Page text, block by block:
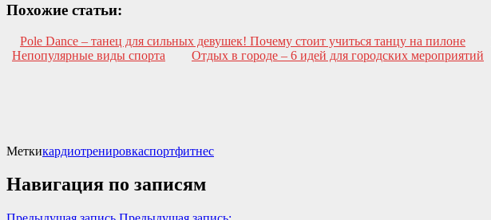
Похожие статьи:
Pole Dance – танец для сильных девушек! Почему стоит учиться танцу на пилоне
Непопулярные виды спорта
Отдых в городе – 6 идей для городских мероприятий
Меткикардиотренировкаспортфитнес
Навигация по записям